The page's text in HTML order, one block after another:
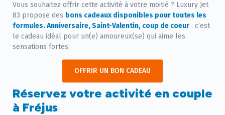
Vous souhaitez offrir cette activité à votre moitié ? Luxury Jet
83 propose des bons cadeaux disponibles pour toutes les
formules. Anniversaire, Saint-Valentin, coup de coeur : c’est
le cadeau idéal pour un(e) amoureux(se) qui aime les
sensations fortes.
OFFRIR UN BON CADEAU
Réservez votre activité en couple
à Fréjus